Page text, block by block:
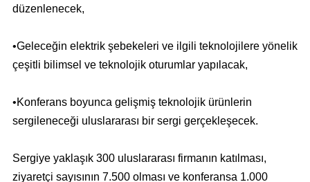
düzenlenecek,
•Geleceğin elektrik şebekeleri ve ilgili teknolojilere yönelik
çeşitli bilimsel ve teknolojik oturumlar yapılacak,
•Konferans boyunca gelişmiş teknolojik ürünlerin
sergileneceği uluslararası bir sergi gerçekleşecek.
Sergiye yaklaşık 300 uluslararası firmanın katılması,
ziyaretçi sayısının 7.500 olması ve konferansa 1.000